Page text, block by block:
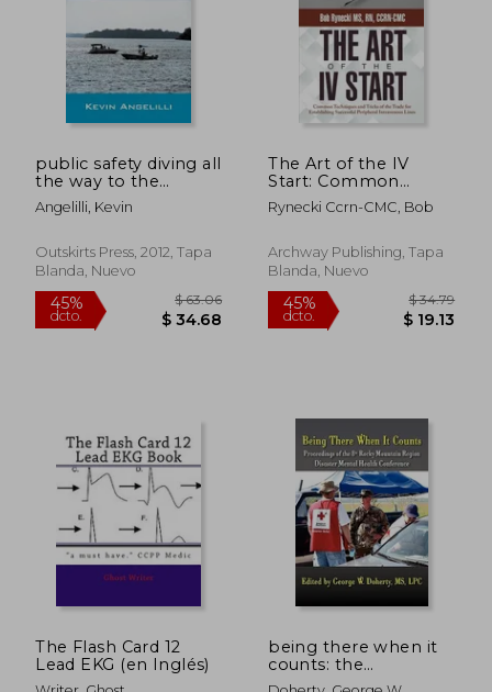
public safety diving all
the way to the
bottom: for divers
(en Inglés)
Angelilli, Kevin
Outskirts Press, 2012, Tapa
Blanda, Nuevo
The Art of the IV
Start: Common
Techniques and Tricks
of the Trade for
Successful Peripheral
Intravenous Lines (en
Rynecki Ccrn-CMC, Bob
Archway Publishing, Tapa
Blanda, Nuevo
The Flash Card 12
Lead EKG (en Inglés)
being there when it
counts: the
proceedings of the